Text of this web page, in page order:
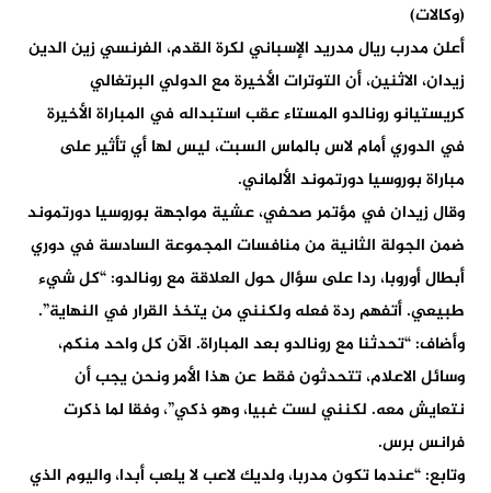
(وكالات)
أعلن مدرب ريال مدريد الإسباني لكرة القدم، الفرنسي زين الدين
زيدان، الاثنين، أن التوترات الأخيرة مع الدولي البرتغالي
كريستيانو رونالدو المستاء عقب استبداله في المباراة الأخيرة
في الدوري أمام لاس بالماس السبت، ليس لها أي تأثير على
مباراة بوروسيا دورتموند الألماني.
وقال زيدان في مؤتمر صحفي، عشية مواجهة بوروسيا دورتموند
ضمن الجولة الثانية من منافسات المجموعة السادسة في دوري
أبطال أوروبا، ردا على سؤال حول العلاقة مع رونالدو: “كل شيء
طبيعي. أتفهم ردة فعله ولكنني من يتخذ القرار في النهاية”.
وأضاف: “تحدثنا مع رونالدو بعد المباراة. الآن كل واحد منكم،
وسائل الاعلام، تتحدثون فقط عن هذا الأمر ونحن يجب أن
نتعايش معه. لكنني لست غبيا، وهو ذكي”، وفقا لما ذكرت
فرانس برس.
وتابع: “عندما تكون مدربا، ولديك لاعب لا يلعب أبدا، واليوم الذي